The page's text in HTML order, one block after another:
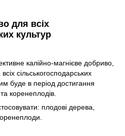
для всіх
культур
калійно-магнієве добриво,
сільськогосподарських
буде в період достигання
коренеплодів.
плодові дерева,